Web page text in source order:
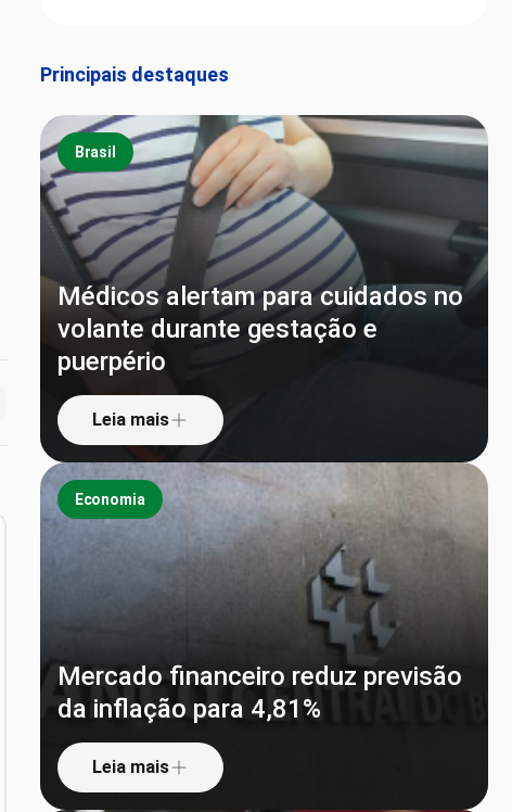
Principais destaques
Brasil
Médicos alertam para cuidados no
volante durante gestação e
puerpério
Leia mais
Economia
Mercado financeiro reduz previsão
da inflação para 4,81%
Leia mais